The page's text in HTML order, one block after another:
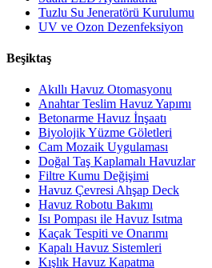
Tuzlu Su Jeneratörü Kurulumu
UV ve Ozon Dezenfeksiyon
Beşiktaş
Akıllı Havuz Otomasyonu
Anahtar Teslim Havuz Yapımı
Betonarme Havuz İnşaatı
Biyolojik Yüzme Göletleri
Cam Mozaik Uygulaması
Doğal Taş Kaplamalı Havuzlar
Filtre Kumu Değişimi
Havuz Çevresi Ahşap Deck
Havuz Robotu Bakımı
Isı Pompası ile Havuz Isıtma
Kaçak Tespiti ve Onarımı
Kapalı Havuz Sistemleri
Kışlık Havuz Kapatma